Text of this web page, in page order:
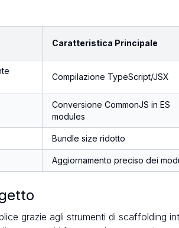
Caratteristica Principale
Compilazione TypeScript/JSX
Conversione CommonJS in ES
modules
Bundle size ridotto
Aggiornamento preciso dei
grazie agli strumenti di scaffolding